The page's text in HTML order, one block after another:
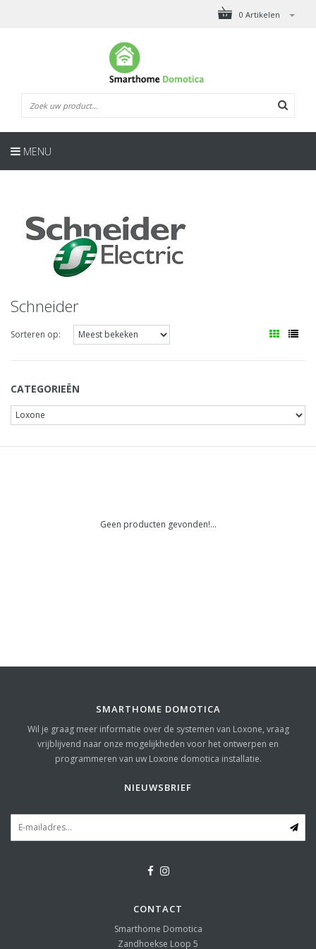
0 Artikelen
MENU
Schneider
Sorteren op:
CATEGORIEËN
Geen producten gevonden!...
SMARTHOME DOMOTICA
Wil je graag meer informatie over de systemen van Loxone, vraag
vrijblijvend naar onze mogelijkheden voor het ontwerpen en
programmeren van uw Loxone domotica installatie.
NIEUWSBRIEF
CONTACT
Smarthome Domotica
Zandhoekse Loop 5